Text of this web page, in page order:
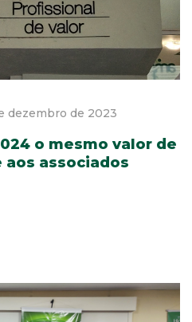
dezembro de 2023
o mesmo valor de
associados